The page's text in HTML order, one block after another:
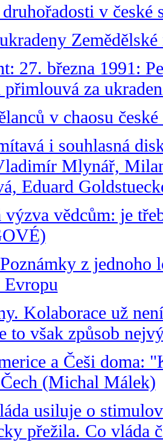
v české
27. března 1991:
za
v chaosu
i souhlasná
Mlynář,
Eduard
výzva vědcům: je
z jednoho
Evropu
Kolaborace už
to však způsob
a Češi doma:
(Michal Málek)
usiluje o
přežila. Co vláda